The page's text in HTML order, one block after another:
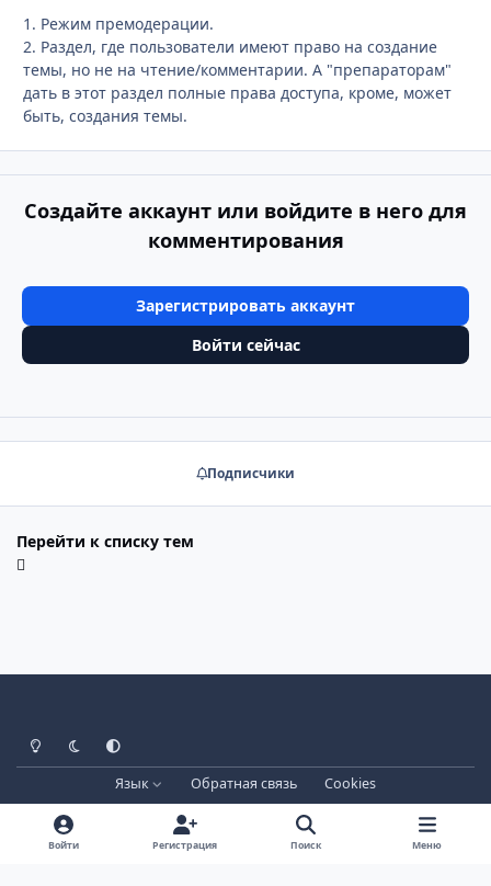
1. Режим премодерации.
2. Раздел, где пользователи имеют право на создание
темы, но не на чтение/комментарии. А "препараторам"
дать в этот раздел полные права доступа, кроме, может
быть, создания темы.
Создайте аккаунт или войдите в него для
комментирования
Зарегистрировать аккаунт
Войти сейчас
Подписчики
Перейти к списку тем
Светлый режим
Тёмный режим
Системные настройки
Язык Обратная связь
Cookies
Лицензия зарегистрирована на IPBSkins.ru
Powered by
Invision Community
Войти Регистрация Поиск Меню